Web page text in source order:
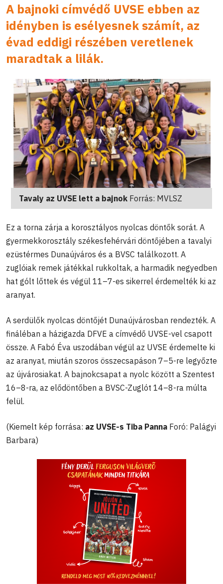
A bajnoki címvédő UVSE ebben az
idényben is esélyesnek számít, az
évad eddigi részében veretlenek
maradtak a lilák.
Tavaly az UVSE lett a bajnok Forrás: MVLSZ
Ez a torna zárja a korosztályos nyolcas döntők sorát. A
gyermekkorosztály székesfehérvári döntőjében a tavalyi
ezüstérmes Dunaújváros és a BVSC találkozott. A
zuglóiak remek játékkal rukkoltak, a harmadik negyedben
hat gólt lőttek és végül 11–7-es sikerrel érdemelték ki az
aranyat.
A serdülők nyolcas döntőjét Dunaújvárosban rendezték. A
fináléban a házigazda DFVE a címvédő UVSE-vel csapott
össze. A Fabó Éva uszodában végül az UVSE érdemelte ki
az aranyat, miután szoros összecsapáson 7–5-re legyőzte
az újvárosiakat. A bajnokcsapat a nyolc között a Szentest
16–8-ra, az elődöntőben a BVSC-Zuglót 14–8-ra múlta
felül.
(Kiemelt kép forrása: az UVSE-s Tiba Panna Foró: Palágyi
Barbara)